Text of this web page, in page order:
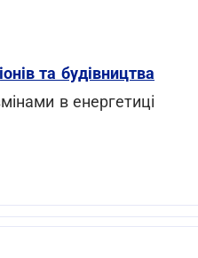
та будівництва
в енергетиці